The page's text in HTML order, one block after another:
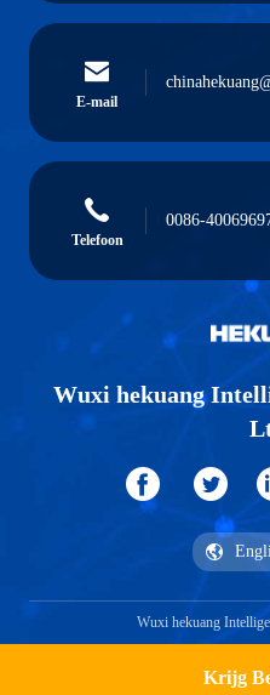
Krijg
E-mail
Telefoon
0086-
Wuxi hekuang
Wuxi hekuang